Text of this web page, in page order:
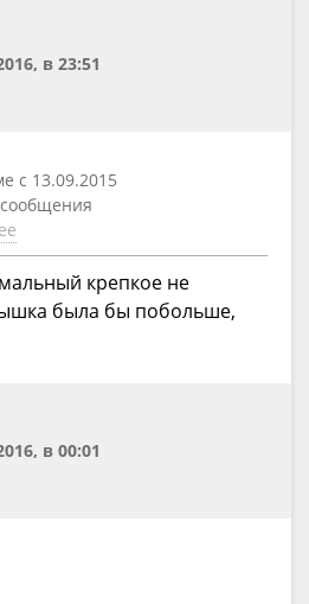
в 23:51
с 13.09.2015
крепкое не
была бы побольше,
в 00:01